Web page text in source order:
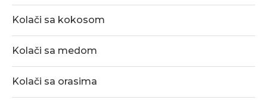
Kolači sa kokosom
Kolači sa medom
Kolači sa orasima